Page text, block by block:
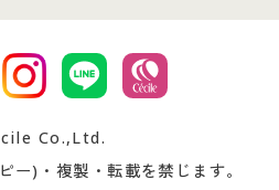
会社案内
サイトマップ
お支払は
忘れの場合
Co.,Ltd.
ー)・複製・転載を禁じます。